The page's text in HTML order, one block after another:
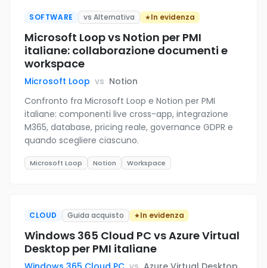
SOFTWARE vs Alternativa In evidenza
Microsoft Loop vs Notion per PMI
italiane: collaborazione documenti e
workspace
Microsoft Loop vs Notion
Confronto fra Microsoft Loop e Notion per PMI
italiane: componenti live cross-app, integrazione
M365, database, pricing reale, governance GDPR e
quando scegliere ciascuno.
Microsoft Loop Notion Workspace
CLOUD Guida acquisto In evidenza
Windows 365 Cloud PC vs Azure Virtual
Desktop per PMI italiane